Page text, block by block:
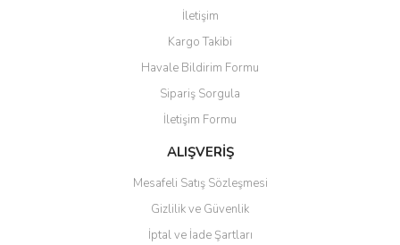
İletişim
Kargo Takibi
Havale Bildirim Formu
Sipariş Sorgula
İletişim Formu
ALIŞVERİŞ
Mesafeli Satış Sözleşmesi
Gizlilik ve Güvenlik
İptal ve İade Şartları